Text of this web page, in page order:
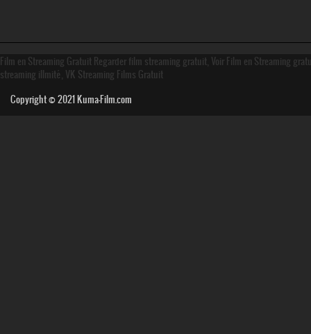
Film en Streaming Gratuit Regarder film streaming gratuit, Voir Film en Streaming
streaming illmité, VK Streaming Films Gratuit
Copyright © 2021Kuma-Film.com